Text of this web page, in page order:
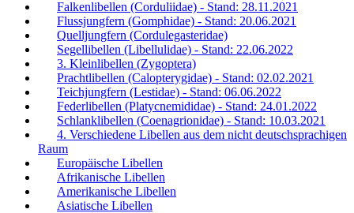
Falkenlibellen (Corduliidae) - Stand: 28.11.2021
Flussjungfern (Gomphidae) - Stand: 20.06.2021
Quelljungfern (Cordulegasteridae)
Segellibellen (Libellulidae) - Stand: 22.06.2022
3. Kleinlibellen (Zygoptera)
Prachtlibellen (Calopterygidae) - Stand: 02.02.2021
Teichjungfern (Lestidae) - Stand: 06.06.2022
Federlibellen (Platycnemididae) - Stand: 24.01.2022
Schlanklibellen (Coenagrionidae) - Stand: 10.03.2021
4. Verschiedene Libellen aus dem nicht deutschsprachigen
Raum
Europäische Libellen
Afrikanische Libellen
Amerikanische Libellen
Asiatische Libellen